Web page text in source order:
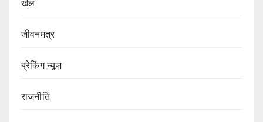
खेल
जीवनमंत्र
ब्रेकिंग न्यूज़
राजनीति